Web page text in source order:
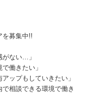
を募集中!!
がない…」
働きたい」
ップもしていきたい」
で相談できる環境で働き